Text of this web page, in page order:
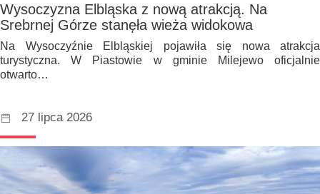
Wysoczyzna Elbląska z nową atrakcją. Na
Srebrnej Górze stanęła wieża widokowa
Na Wysoczyźnie Elbląskiej pojawiła się nowa atrakcja
turystyczna. W Piastowie w gminie Milejewo oficjalnie
otwarto…
27 lipca 2026